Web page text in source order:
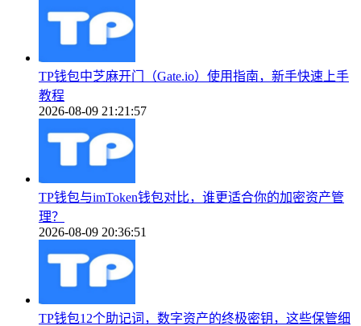
TP钱包中芝麻开门（Gate.io）使用指南，新手快速上手
教程
2026-08-09 21:21:57
TP钱包与imToken钱包对比，谁更适合你的加密资产管
理？
2026-08-09 20:36:51
TP钱包12个助记词，数字资产的终极密钥，这些保管细